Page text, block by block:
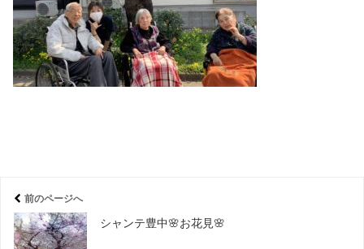
前のページへ
シャンテ豊中🌸お花見🌸